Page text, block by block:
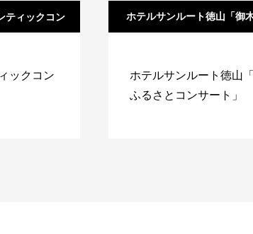
ティックコン
ックコン
ホテルサンルート徳山「御
ホテルサンルート徳山
ふるさとコンサート」